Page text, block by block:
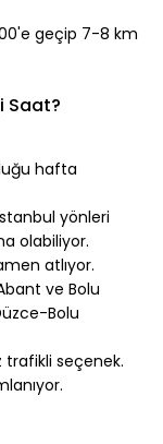
geçip 7-8 km
Saat?
hafta
yönleri
olabiliyor.
atlıyor.
ve Bolu
Bolu
trafikli seçenek.